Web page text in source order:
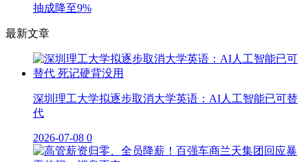
抽成降至9%
最新文章
深圳理工大学拟逐步取消大学英语：AI人工智能已可替
代
2026-07-08 0